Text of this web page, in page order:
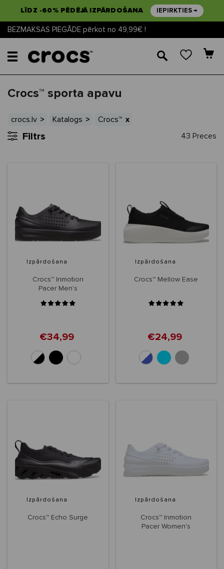
LĪDZ -60% PĒDĒJĀ IZPĀRDOŠANA IEPIRKTIES →
BEZMAKSAS PIEGĀDE pērkot no 49,99€ !
🔎
Crocs™ sporta apavu
crocs.lv Katalogs Crocs™
Filtrs 43 Preces
Izpārdošana
Crocs™ Inmotion
Pacer Men's
€34,99
Izpārdošana
Crocs™ Mellow Ease
€24,99
Izpārdošana
Crocs™ Echo Surge
Izpārdošana
Crocs™ Inmotion
Pacer Women's